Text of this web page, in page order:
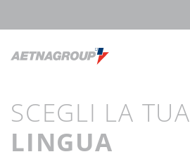
SCEGLI LA TUA
LINGUA